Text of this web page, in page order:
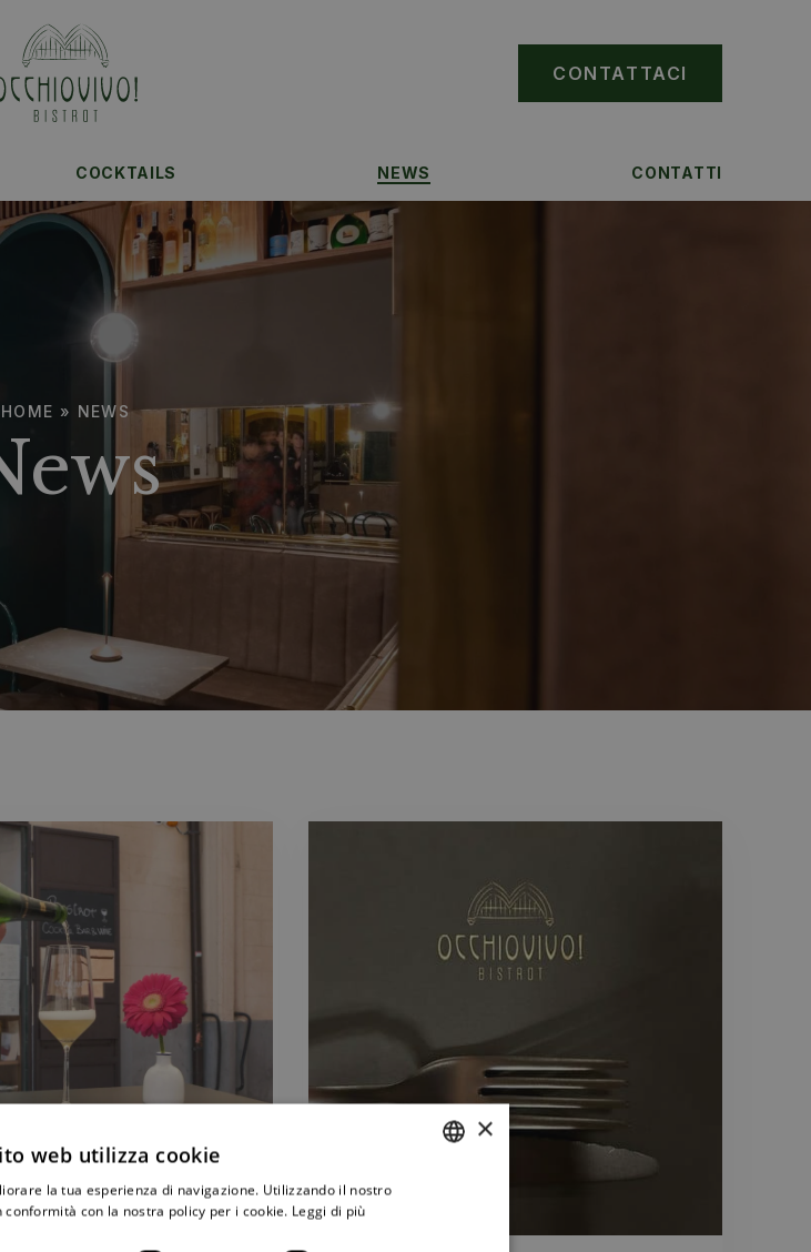
CONTATTACI
COCKTAILS NEWS CONTATTI
HOME » NEWS
DOMENICA
×
web utilizza cookie
la tua esperienza di navigazione. Utilizzando il nostro
con la nostra policy per i cookie. Leggi di più